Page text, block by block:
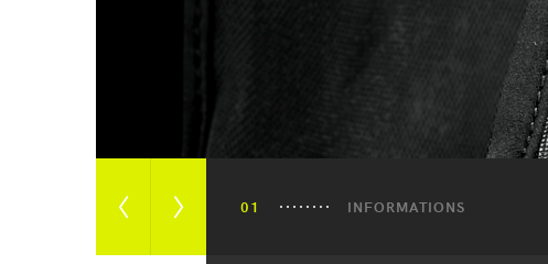
INFORMATIONS
Afficher
précédente
Afficher
suivante